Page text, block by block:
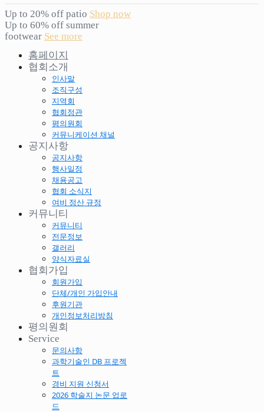
Up to 20% off patio Shop now
Up to 60% off summer
footwear See more
홈페이지
협회소개
인사말
조직구성
지역회
협회정관
평의원회
커뮤니케이션 채널
공지사항
공지사항
행사일정
채용공고
협회 소식지
여비 정산 규정
커뮤니티
커뮤니티
전문정보
갤러리
양식자료실
협회가입
회원가입
단체/개인 가입안내
후원기관
개인정보처리방침
평의원회
Service
문의사항
과학기술인 DB 프로젝
트
경비 지원 신청서
2026 학술지 논문 업로
드